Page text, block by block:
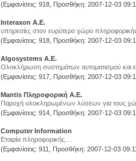
(Εμφανίσεις: 918, Προσθήκη: 2007-12-03
Interaxon Α.Ε.
υπηρεσίες στον ευρύτερο χώρο
(Εμφανίσεις: 918, Προσθήκη: 2007-12-03
Algosystems A.E.
Ολοκλήρωση συστημάτων αυτοματισμού και
(Εμφανίσεις: 917, Προσθήκη: 2007-12-03
Mantis Πληροφορική Α.Ε.
Παροχή ολοκληρωμένων λύσεων για τους
(Εμφανίσεις: 914, Προσθήκη: 2007-12-03
Computer Information
Εταιρία πληροφορικής....
(Εμφανίσεις: 911, Προσθήκη: 2007-12-03